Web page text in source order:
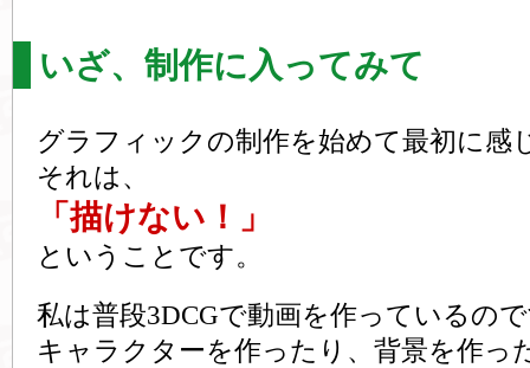
いざ、制作に入ってみて
グラフィックの制作を始めて最初に感
それは、
「描けない！」
ということです。
私は普段3DCGで動画を作っているの
キャラクターを作ったり、背景を作っ